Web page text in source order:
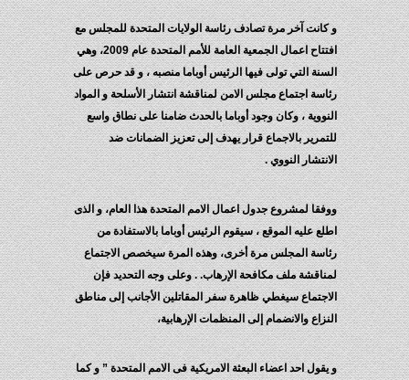
و كانت آخر مرة تصادف رئاسة الولايات المتحدة للمجلس مع
افتتاح اعمال الجمعية العامة للأمم المتحدة عام 2009، وهي
السنة التي تولى فيها الرئيس أوباما منصبه ، و قد حرص على
رئاسة اجتماع مجلس الامن لمناقشة انتشار الأسلحة و المواد
النووية ، وكان وجود أوباما بالحدث ضامنا على نطاق واسع
للتمرير بالاجماع قرار يهدف إلى تعزيز الضمانات ضد
الانتشار النووي .
ووفقا لمشروع جدول اعمال الامم المتحدة هذا العام، و الذى
اطلع عليه الموقع ، سيقوم الرئيس أوباما بالاستفادة من
رئاسة المجلس مرة أخرى، وهذه المرة سيخصص الاجتماع
لمناقشة ملف مكافحة الإرهاب. . وعلى وجه التحديد فإن
الاجتماع سيغطي ظاهرة سفر المقاتلين الأجانب إلى مناطق
النزاع والانضمام إلى المنظمات الإرهابية،
و يقول احد اعضاء البعثة الامريكية فى الامم المتحدة ” و كما